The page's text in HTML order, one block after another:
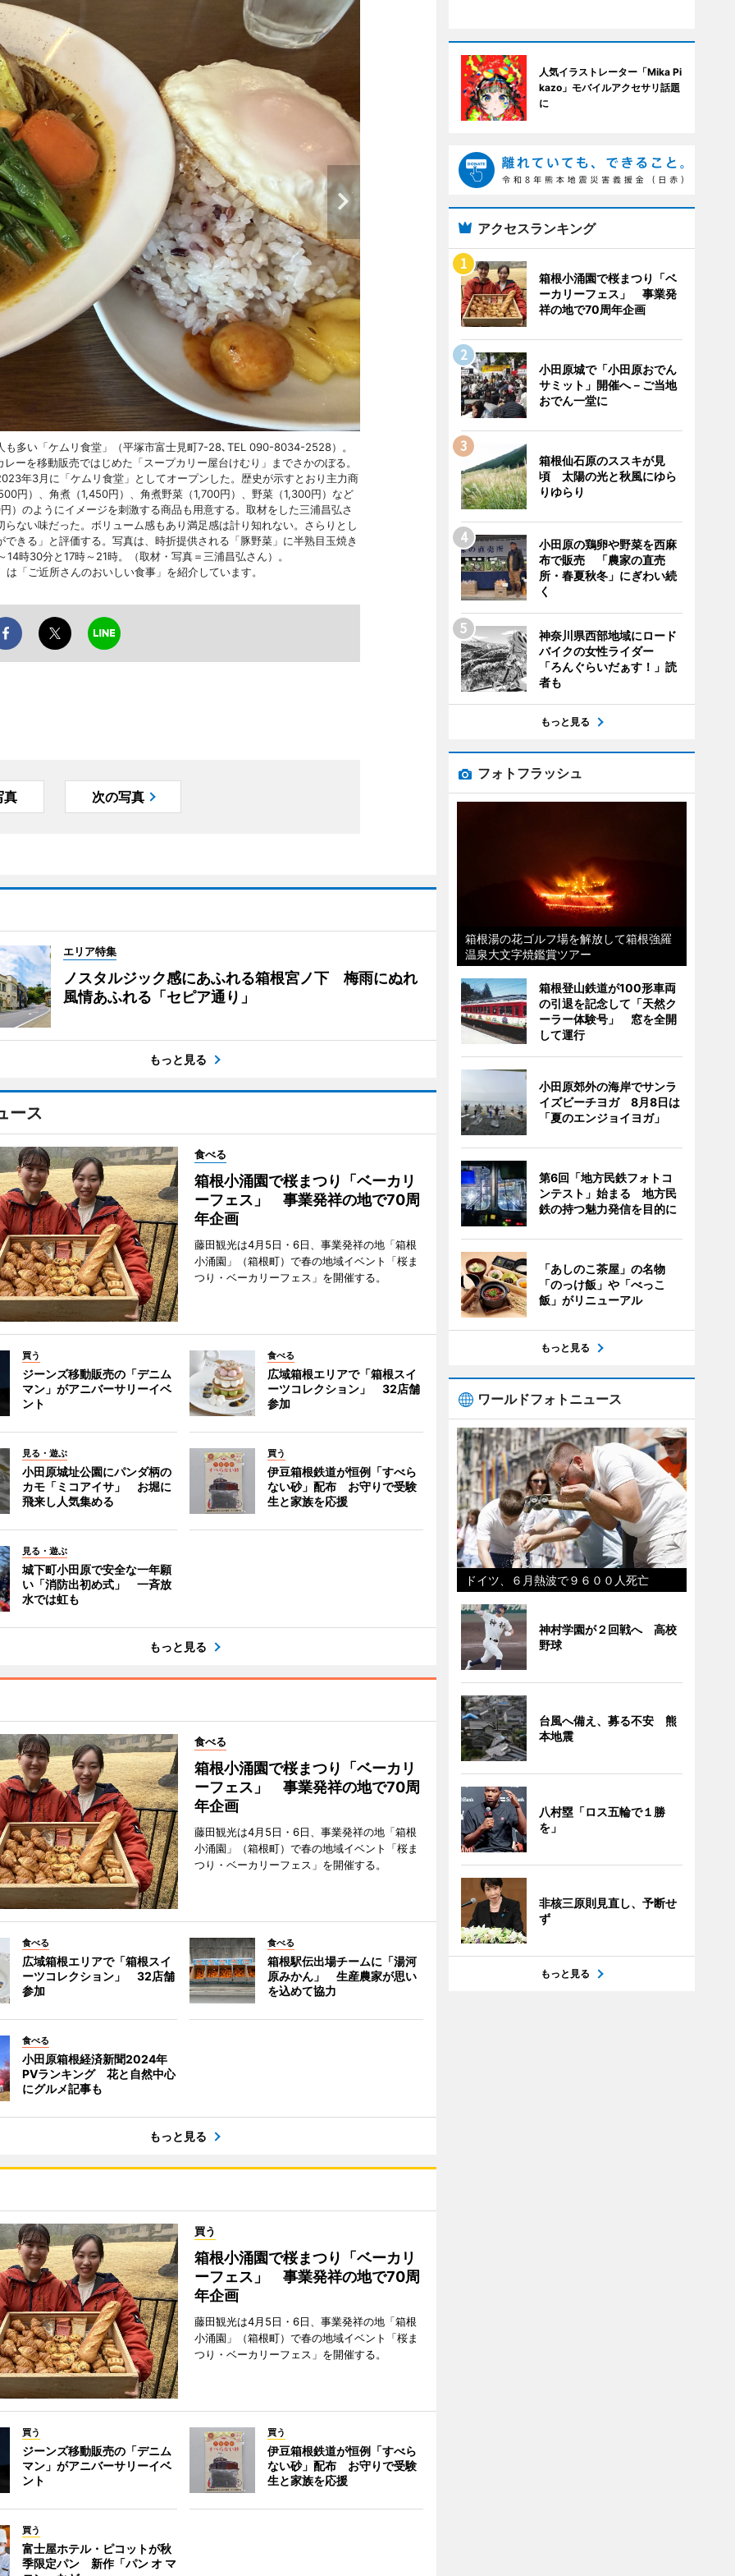
多い「ケムリ食堂」（平塚市富士見町7-28､TEL 090-8034-2528）。
ーを移動販売ではじめた「スープカリー屋台けむり」までさかのぼる。
年3月に「ケムリ食堂」としてオープンした。歴史が示すとおり主力商
円）、角煮（1,450円）、角煮野菜（1,700円）、野菜（1,300円）など
）のようにイメージを刺激する商品も用意する。取材をした三浦昌弘さ
ない味だった。ボリューム感もあり満足感は計り知れない。さらりとし
きる」と評価する。写真は、時折提供される「豚野菜」に半熟目玉焼き
時30分と17時～21時。（取材・写真＝三浦昌弘さん）。
ご近所さんのおいしい食事」を紹介しています。
真 次の写真
エリア特集
ノスタルジック感にあふれる箱根宮ノ下 梅雨にぬれ
風情あふれる「セピア通り」
もっと見る
ース
食べる
箱根小涌園で桜まつり「ベーカリ
ーフェス」 事業発祥の地で70周
年企画
藤田観光は4月5日・6日、事業発祥の地「箱根
小涌園」（箱根町）で春の地域イベント「桜ま
つり・ベーカリーフェス」を開催する。
買う
ジーンズ移動販売の「デニム
マン」がアニバーサリーイベ
ント
食べる
広域箱根エリアで「箱根スイ
ーツコレクション」 32店舗
参加
見る・遊ぶ
小田原城址公園にパンダ柄の
カモ「ミコアイサ」 お堀に
飛来し人気集める
買う
伊豆箱根鉄道が恒例「すべら
ない砂」配布 お守りで受験
生と家族を応援
見る・遊ぶ
城下町小田原で安全な一年願
い「消防出初め式」 一斉放
水では虹も
もっと見る
食べる
箱根小涌園で桜まつり「ベーカリ
ーフェス」 事業発祥の地で70周
年企画
藤田観光は4月5日・6日、事業発祥の地「箱根
小涌園」（箱根町）で春の地域イベント「桜ま
つり・ベーカリーフェス」を開催する。
食べる
広域箱根エリアで「箱根スイ
ーツコレクション」 32店舗
参加
食べる
箱根駅伝出場チームに「湯河
原みかん」 生産農家が思い
を込めて協力
食べる
小田原箱根経済新聞2024年
PVランキング 花と自然中心
にグルメ記事も
もっと見る
買う
箱根小涌園で桜まつり「ベーカリ
ーフェス」 事業発祥の地で70周
年企画
藤田観光は4月5日・6日、事業発祥の地「箱根
小涌園」（箱根町）で春の地域イベント「桜ま
つり・ベーカリーフェス」を開催する。
買う
ジーンズ移動販売の「デニム
マン」がアニバーサリーイベ
ント
買う
伊豆箱根鉄道が恒例「すべら
ない砂」配布 お守りで受験
生と家族を応援
買う
富士屋ホテル・ピコットが秋
季限定パン 新作「パン オ マ
人気イラストレーター「Mika Pi
kazo」モバイルアクセサリ話題
に
アクセスランキング
箱根小涌園で桜まつり「ベ
ーカリーフェス」 事業発
祥の地で70周年企画
小田原城で「小田原おでん
サミット」開催へ－ご当地
おでん一堂に
箱根仙石原のススキが見
頃 太陽の光と秋風にゆら
りゆらり
小田原の鶏卵や野菜を西麻
布で販売 「農家の直売
所・春夏秋冬」にぎわい続
く
神奈川県西部地域にロード
バイクの女性ライダー
「ろんぐらいだぁす！」読
者も
もっと見る
フォトフラッシュ
箱根湯の花ゴルフ場を解放して箱根強羅
温泉大文字焼鑑賞ツアー
箱根登山鉄道が100形車両
の引退を記念して「天然ク
ーラー体験号」 窓を全開
して運行
小田原郊外の海岸でサンラ
イズビーチヨガ 8月8日は
「夏のエンジョイヨガ」
第6回「地方民鉄フォトコ
ンテスト」始まる 地方民
鉄の持つ魅力発信を目的に
「あしのこ茶屋」の名物
「のっけ飯」や「べっこ
飯」がリニューアル
もっと見る
ワールドフォトニュース
ドイツ、６月熱波で９６００人死亡
神村学園が２回戦へ 高校
野球
台風へ備え、募る不安 熊
本地震
八村塁「ロス五輪で１勝
を」
非核三原則見直し、予断せ
ず
もっと見る